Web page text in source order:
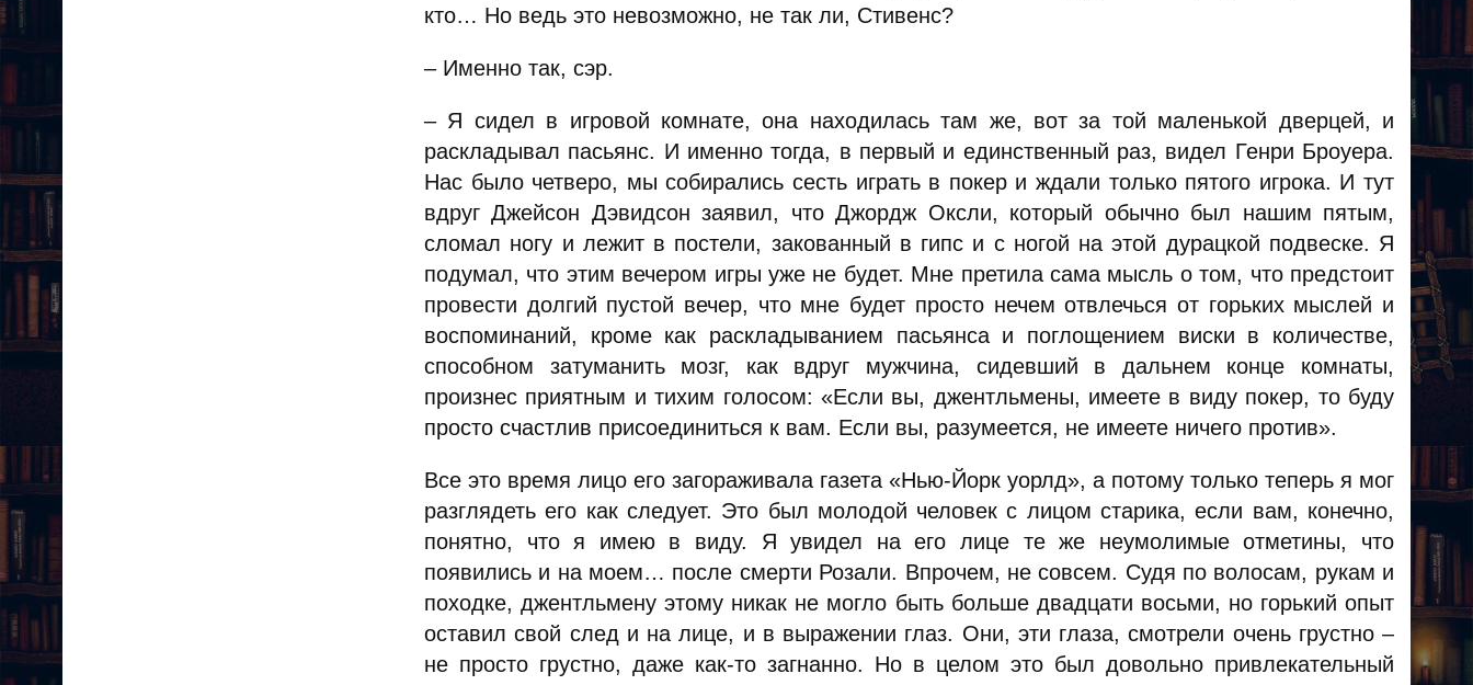
кто… Но ведь это невозможно, не так ли, Стивенс?
– Именно так, сэр.
– Я сидел в игровой комнате, она находилась там же, вот за той маленькой дверцей, и
раскладывал пасьянс. И именно тогда, в первый и единственный раз, видел Генри Броуера.
Нас было четверо, мы собирались сесть играть в покер и ждали только пятого игрока. И тут
вдруг Джейсон Дэвидсон заявил, что Джордж Оксли, который обычно был нашим пятым,
сломал ногу и лежит в постели, закованный в гипс и с ногой на этой дурацкой подвеске. Я
подумал, что этим вечером игры уже не будет. Мне претила сама мысль о том, что предстоит
провести долгий пустой вечер, что мне будет просто нечем отвлечься от горьких мыслей и
воспоминаний, кроме как раскладыванием пасьянса и поглощением виски в количестве,
способном затуманить мозг, как вдруг мужчина, сидевший в дальнем конце комнаты,
произнес приятным и тихим голосом: «Если вы, джентльмены, имеете в виду покер, то буду
просто счастлив присоединиться к вам. Если вы, разумеется, не имеете ничего против».
Все это время лицо его загораживала газета «Нью-Йорк уорлд», а потому только теперь я мог
разглядеть его как следует. Это был молодой человек с лицом старика, если вам, конечно,
понятно, что я имею в виду. Я увидел на его лице те же неумолимые отметины, что
появились и на моем… после смерти Розали. Впрочем, не совсем. Судя по волосам, рукам и
походке, джентльмену этому никак не могло быть больше двадцати восьми, но горький опыт
оставил свой след и на лице, и в выражении глаз. Они, эти глаза, смотрели очень грустно –
не просто грустно, даже как-то загнанно. Но в целом это был довольно привлекательный